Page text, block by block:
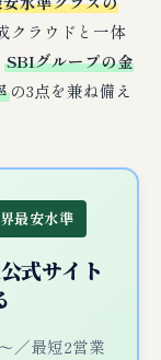
クラウドと一体
SBIグループの金
の3点を兼ね備え
最安水準
式サイト
／最短2営業